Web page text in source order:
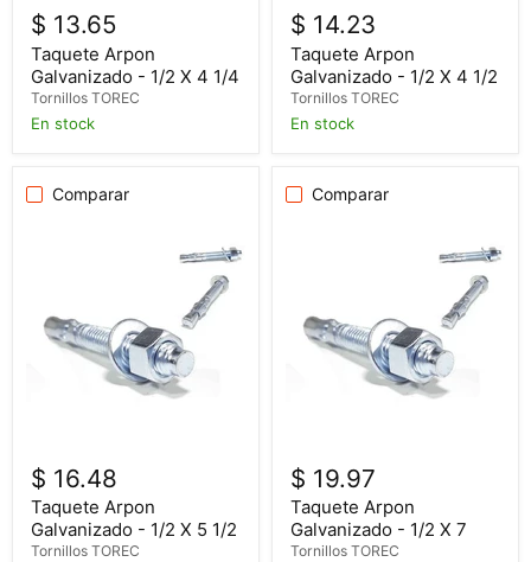
$ 13.65
Taquete Arpon
Galvanizado - 1/2 X 4 1/4
Tornillos TOREC
En stock
$ 14.23
Taquete Arpon
Galvanizado - 1/2 X 4 1/2
Tornillos TOREC
En stock
Comparar
$ 16.48
Taquete Arpon
Galvanizado - 1/2 X 5 1/2
Tornillos TOREC
Comparar
$ 19.97
Taquete Arpon
Galvanizado - 1/2 X 7
Tornillos TOREC